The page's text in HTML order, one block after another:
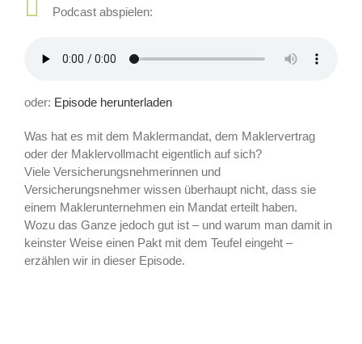
Podcast abspielen:
oder: Episode herunterladen
Was hat es mit dem Maklermandat, dem Maklervertrag
oder der Maklervollmacht eigentlich auf sich?
Viele Versicherungsnehmerinnen und
Versicherungsnehmer wissen überhaupt nicht, dass sie
einem Maklerunternehmen ein Mandat erteilt haben.
Wozu das Ganze jedoch gut ist – und warum man damit in
keinster Weise einen Pakt mit dem Teufel eingeht –
erzählen wir in dieser Episode.